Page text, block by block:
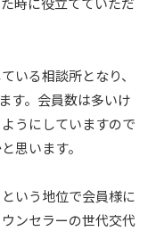
いる相談所となり、
す。会員数は多いけ
うにしていますので
思います。
いう地位で会員様に
ンセラーの世代交代